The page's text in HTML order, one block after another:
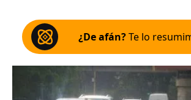
¿De afán?Te lo